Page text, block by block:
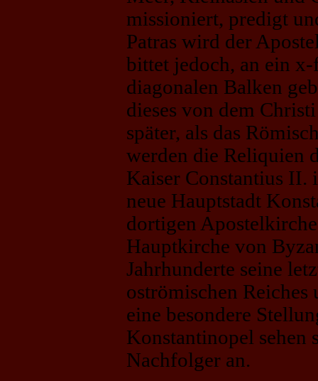
missioniert, predigt
Patras wird der
bittet jedoch, an ein
diagonalen Balken
dieses von dem
später, als das
werden die Reliquien
Kaiser Constantius II.
neue Hauptstadt
dortigen
Hauptkirche von
Jahrhunderte seine
oströmischen Reiches
eine besondere
Konstantinopel sehen
Nachfolger an.